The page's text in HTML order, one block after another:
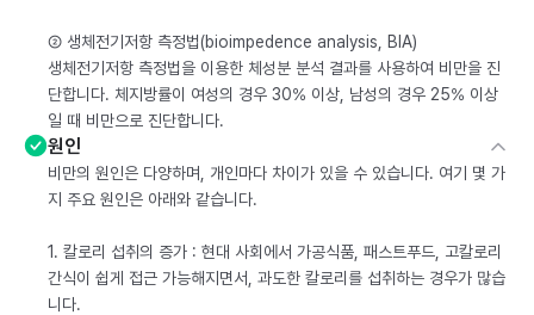
② 생체전기저항 측정법(bioimpedence analysis, BIA)
생체전기저항 측정법을 이용한 체성분 분석 결과를 사용하여 비만을 진
단합니다. 체지방률이 여성의 경우 30% 이상, 남성의 경우 25% 이상
일 때 비만으로 진단합니다.
원인
비만의 원인은 다양하며, 개인마다 차이가 있을 수 있습니다. 여기 몇 가
지 주요 원인은 아래와 같습니다.
1. 칼로리 섭취의 증가 : 현대 사회에서 가공식품, 패스트푸드, 고칼로리
간식이 쉽게 접근 가능해지면서, 과도한 칼로리를 섭취하는 경우가 많습
니다.